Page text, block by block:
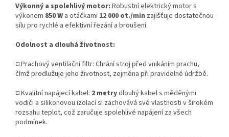
Výkonný a spolehlivý motor: Robustní elektrický motor s
výkonem 850 W a otáčkami 12 000 ot./min zajišťuje dostatečnou
sílu pro rychlé a efektivní řezání a broušení.
Odolnost a dlouhá životnost:
□Prachový ventilační filtr: Chrání stroj před vnikáním prachu,
čímž prodlužuje jeho životnost, zejména při pravidelné údržbě.
□Kvalitní napájecí kabel: 2 metrydlouhý kabel s měděnými
vodiči a silikonovou izolací si zachovává své vlastnosti v širokém
rozsahu teplot, což zaručuje spolehlivé napájení za všech
podmínek.